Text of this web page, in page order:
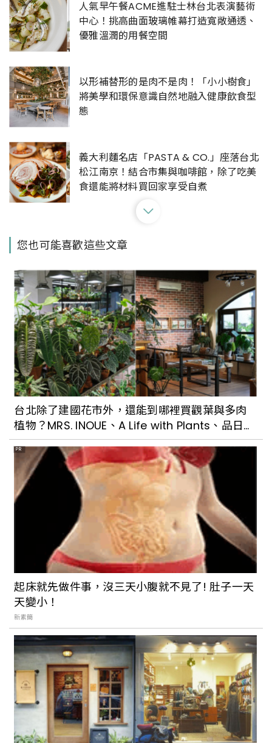
人氣早午餐ACME進駐士林台北表演藝術
中心！挑高曲面玻璃帷幕打造寬敞通透、
優雅溫潤的用餐空間
以形補替形的是肉不是肉！「小小樹食」
將美學和環保意識自然地融入健康飲食型
態
義大利麵名店「PASTA & CO.」座落台北
松江南京！結合市集與咖啡館，除了吃美
食還能將材料買回家享受自煮
有「鰻料理江戶川」不用飛日本再+1！日
本京都鰻魚專賣海外首店就在台北中山區
台北民生社區精緻法餐「SENS」新開幕！
從品牌識別展現美味內涵，讓好吃的食物
從味覺拓展至五感體驗
重新定義Buffet！台北日式吃到飽餐廳
「NAGOMI 和食饗宴」新開幕，揉合日本
女將文化，讓吃飯講究不將就
把看的展覽變成吃的藝術！The Seedin
Lab《我吃了一個展覽》6月開始將餐飲結
合藝術，打造全新沉浸式飲食饗宴
景美地區大家熟悉的老字號台菜餐廳「義
興樓」，帶你回到歌舞昇平的 30 年代，
品嚐得到道地酒家功夫菜
式、日式、台式各有特色。勾起小時候的
記憶
您也可能喜歡這些文章
台北除了建國花市外，還能到哪裡買觀葉與多肉
植物？MRS. INOUE、A Life with Plants、品日
子…每一間都好好逛
PR
起床就先做件事，沒三天小腹就不見了! 肚子一天
天變小！
新素簡